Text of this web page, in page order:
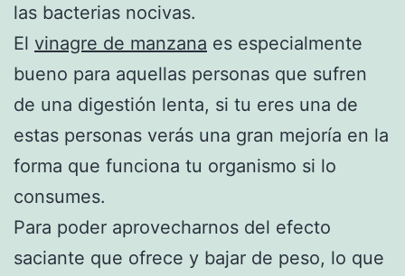
las bacterias nocivas.
El vinagre de manzana es especialmente
bueno para aquellas personas que sufren
de una digestión lenta, si tu eres una de
estas personas verás una gran mejoría en la
forma que funciona tu organismo si lo
consumes.
Para poder aprovecharnos del efecto
saciante que ofrece y bajar de peso, lo que